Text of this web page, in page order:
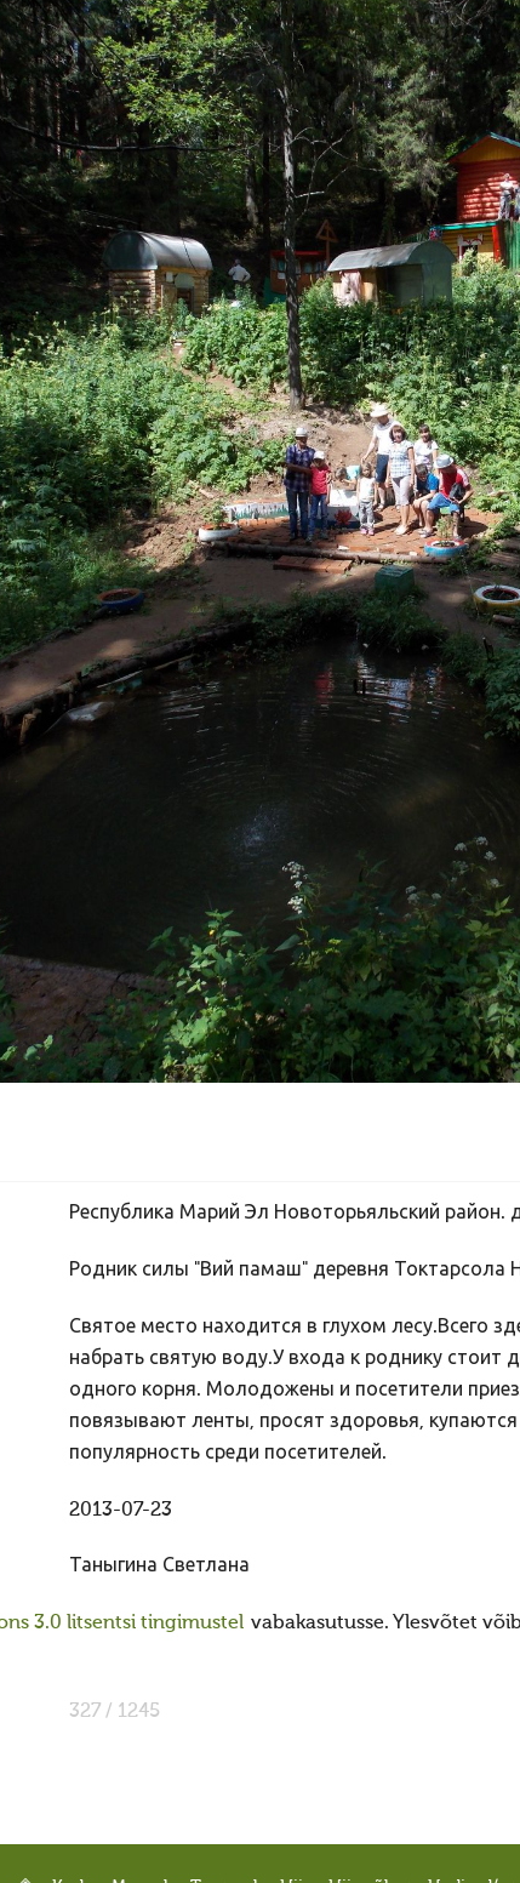
Республика Марий Эл Новоторьяльский район.
Родник силы "Вий памаш" деревня Токтарсола
Святое место находится в глухом лесу.Всего
набрать святую воду.У входа к роднику стоит
одного корня. Молодожены и посетители
повязывают ленты, просят здоровья,
популярность среди посетителей.
2013-07-23
Таныгина Светлана
3.0 litsentsi tingimustel vabakasutusse. Ylesvõtet
327 / 1245